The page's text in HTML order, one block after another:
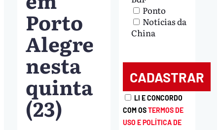
Porto
Alegre
nesta
quinta
(23)
Ponto
Notícias da
China
LI E CONCORDO
COM OSTERMOS DE
USO E POLÍTICA DE